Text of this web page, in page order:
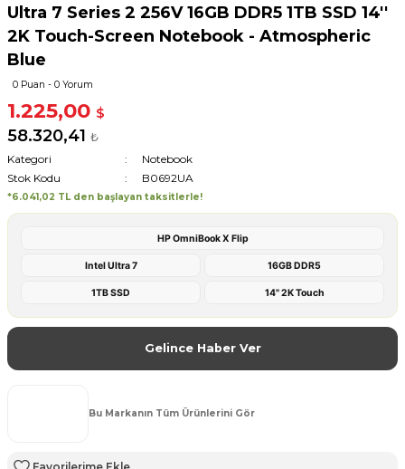
Ultra 7 Series 2 256V 16GB DDR5 1TB SSD 14''
2K Touch-Screen Notebook - Atmospheric
Blue
0 Puan - 0 Yorum
1.225,00 $
58.320,41 ₺
Kategori
Notebook
Stok Kodu
B0692UA
*6.041,02 TL den başlayan taksitlerle!
HP OmniBook X Flip
Intel Ultra 7 16GB DDR5
1TB SSD 14" 2K Touch
Gelince Haber Ver
Bu Markanın Tüm Ürünlerini Gör